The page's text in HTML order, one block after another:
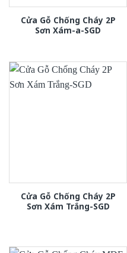
Cửa Gỗ Chống Cháy 2P
Sơn Xám-a-SGD
Cửa Gỗ Chống Cháy 2P
Sơn Xám Trắng-SGD